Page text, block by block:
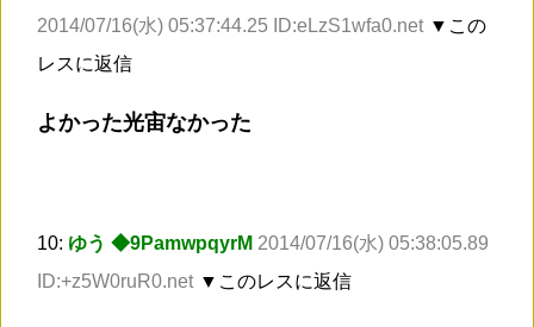
2014/07/16(水) 05:37:44.25 ID:eLzS1wfa0.net ▼この
レスに返信
よかった光宙なかった
10: ゆう ◆9PamwpqyrM 2014/07/16(水) 05:38:05.89
ID:+z5W0ruR0.net ▼このレスに返信